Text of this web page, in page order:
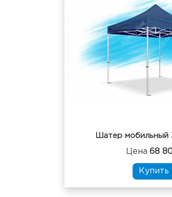
Шатер мобильный
Цена 68
Купить